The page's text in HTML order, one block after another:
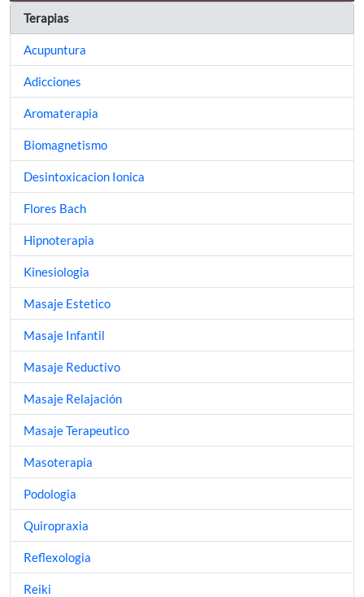
Terapias
Acupuntura
Adicciones
Aromaterapia
Biomagnetismo
Desintoxicacion Ionica
Flores Bach
Hipnoterapia
Kinesiologia
Masaje Estetico
Masaje Infantil
Masaje Reductivo
Masaje Relajación
Masaje Terapeutico
Masoterapia
Podologia
Quiropraxia
Reflexologia
Reiki